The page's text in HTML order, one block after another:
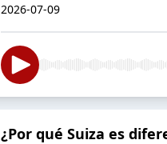
2026-07-09
¿Por qué Suiza es